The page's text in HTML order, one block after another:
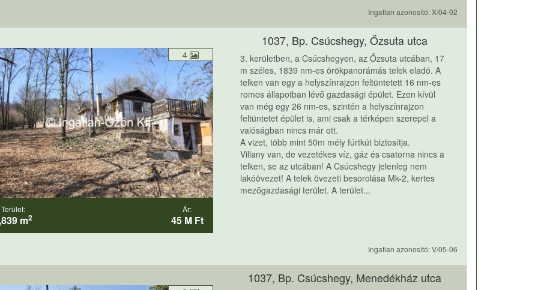
Ingatlan azonosító: X/04-02
4
Terület:
m2
Ár:
45 M Ft
1037, Bp. Csúcshegy, Őzsuta utca
3. kerületben, a Csúcshegyen, az Őzsuta utcában, 17
m széles, 1839 nm-es örökpanorámás telek eladó. A
telken van egy a helyszínrajzon feltüntetett 16 nm-es
romos állapotban lévő gazdasági épület. Ezen kívül
van még egy 26 nm-es, szintén a helyszínrajzon
feltüntetet épület is, ami csak a térképen szerepel a
valóságban nincs már ott.
A vizet, több mint 50m mély fúrtkút biztosítja.
Villany van, de vezetékes víz, gáz és csatorna nincs a
telken, se az utcában! A Csúcshegy jelenleg nem
lakóövezet! A telek övezeti besorolása Mk-2, kertes
mezőgazdasági terület. A terület...
Ingatlan azonosító: V/05-06
1037, Bp. Csúcshegy, Menedékház utca